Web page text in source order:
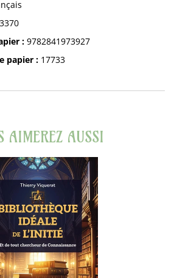
:9782841973927
papier :17733
AIMEREZ AUSSI